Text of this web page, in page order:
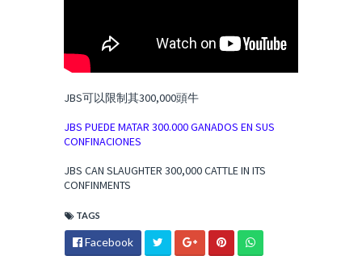
JBS可以限制其300,000頭牛
JBS PUEDE MATAR 300.000 GANADOS EN SUS
CONFINACIONES
JBS CAN SLAUGHTER 300,000 CATTLE IN ITS
CONFINMENTS
TAGS
Facebook